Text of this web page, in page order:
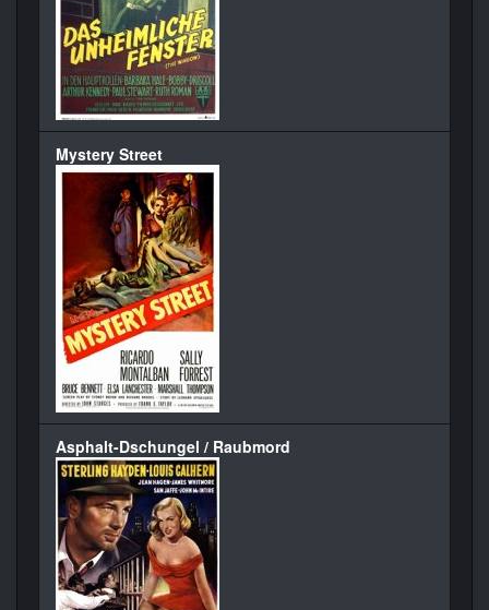
Mystery Street
Asphalt-Dschungel / Raubmord